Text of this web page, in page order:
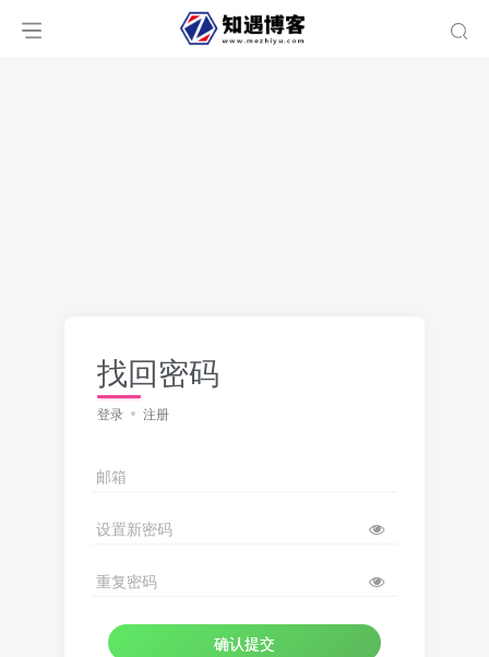
找回密码
登录 注册
邮箱
设置新密码
重复密码
确认提交